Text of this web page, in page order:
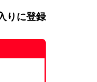
りに登録